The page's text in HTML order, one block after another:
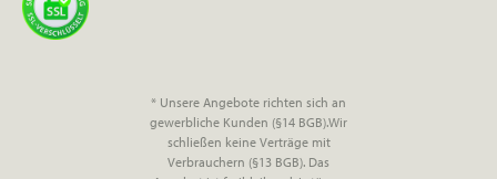
* Unsere Angebote richten sich an
gewerbliche Kunden (§14 BGB).Wir
schließen keine Verträge mit
Verbrauchern (§13 BGB). Das